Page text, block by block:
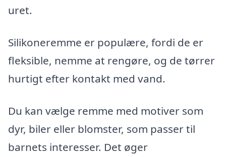
uret.
Silikoneremme er populære, fordi de er
fleksible, nemme at rengøre, og de tørrer
hurtigt efter kontakt med vand.
Du kan vælge remme med motiver som
dyr, biler eller blomster, som passer til
barnets interesser. Det øger